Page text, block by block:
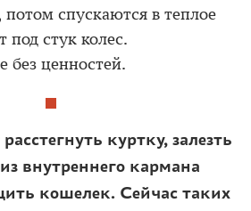
спускаются в теплое
под стук колес.
без ценностей.
куртку, залезть
внутреннего кармана
кошелек. Сейчас таких